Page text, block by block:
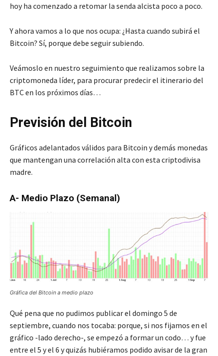
hoy ha comenzado a retomar la senda alcista poco a poco.
Y ahora vamos a lo que nos ocupa: ¿Hasta cuando subirá el
Bitcoin? Sí, porque debe seguir subiendo.
Veámoslo en nuestro seguimiento que realizamos sobre la
criptomoneda líder, para procurar predecir el itinerario del
BTC en los próximos días…
Previsión del Bitcoin
Gráficos adelantados válidos para Bitcoin y demás monedas
que mantengan una correlación alta con esta criptodivisa
madre.
A- Medio Plazo (Semanal)
Gráfica del Bitcoin a medio plazo
Qué pena que no pudimos publicar el domingo 5 de
septiembre, cuando nos tocaba: porque, si nos fijamos en el
gráfico -lado derecho-, se empezó a formar un codo… y fue
entre el 5 y el 6 y quizás hubiéramos podido avisar de la gran